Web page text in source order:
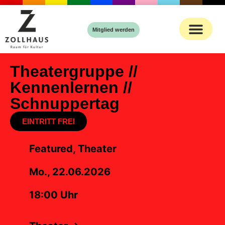
springen
Mitglied werden
Theatergruppe //
Kennenlernen //
Schnuppertag
EINTRITT FREI
Featured, Theater
Mo., 22.06.2026
18:00 Uhr